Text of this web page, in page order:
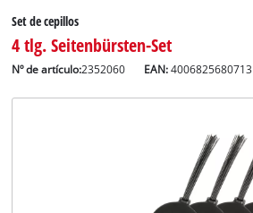
Set de cepillos
4 tlg. Seitenbürsten-Set
Nº de artículo:2352060 EAN:4006825680713